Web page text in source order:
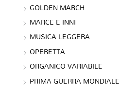
GOLDEN MARCH
MARCE E INNI
MUSICA LEGGERA
OPERETTA
ORGANICO VARIABILE
PRIMA GUERRA MONDIALE